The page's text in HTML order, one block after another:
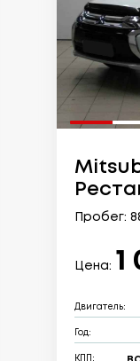
Пробег:
Цена: 1
Двигатель:
Год:
КПП: